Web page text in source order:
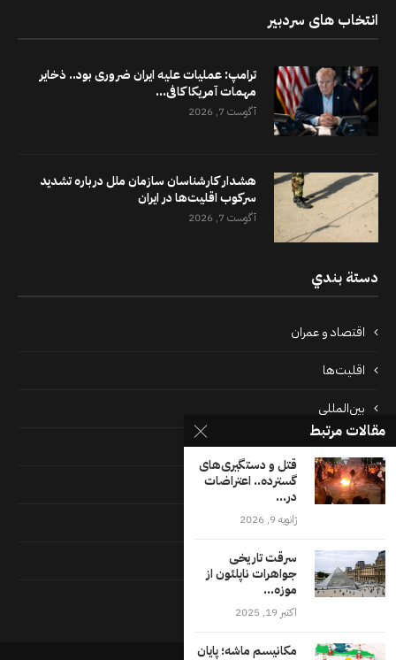
انتخاب های سردبیر
ترامپ: عملیات علیه ایران ضروری بود.. ذخایر
مهمات آمریکا کافی...
آگوست 7, 2026
هشدار کارشناسان سازمان ملل درباره تشدید
سرکوب اقلیت‌ها در ایران
آگوست 7, 2026
دستة بندي
اقتصاد و عمران
اقلیت‌ها
بین‌المللی
پرونده‌ها
جامعه
دسته بندی نشده
فايل ها
فرهنگ
مقالات مرتبط
قتل و دستگیری‌های
گسترده.. اعتراضات
در...
ژانویه 9, 2026
سرقت تاریخی
جواهرات ناپلئون از
موزه...
اکتبر 19, 2025
مکانیسم ماشه؛ پایان